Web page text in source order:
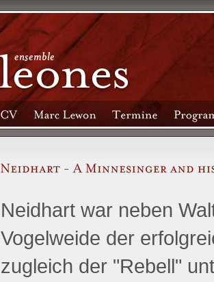
Neidhart war neben
Vogelweide der
zugleich der "Rebell"